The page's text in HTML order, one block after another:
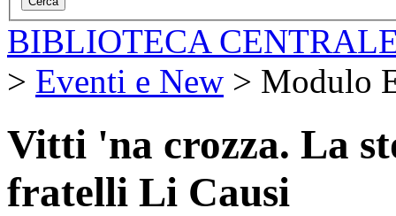
BIBLIOTECA
> Eventi e New > Modulo
Vitti 'na crozza. La
fratelli Li Causi